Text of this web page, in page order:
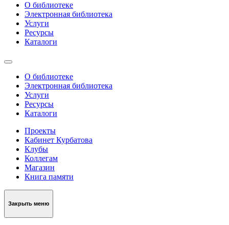
О библиотеке
Электронная библиотека
Услуги
Ресурсы
Каталоги
О библиотеке
Электронная библиотека
Услуги
Ресурсы
Каталоги
Проекты
Кабинет Курбатова
Клубы
Коллегам
Магазин
Книга памяти
Закрыть меню